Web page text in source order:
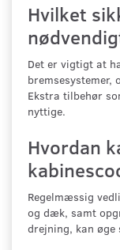
Hvilket
Det er vigtigt at
bremsesystemer,
Ekstra tilbehør
nyttige.
Hvordan
Regelmæssig
og dæk, samt
drejning, kan øge